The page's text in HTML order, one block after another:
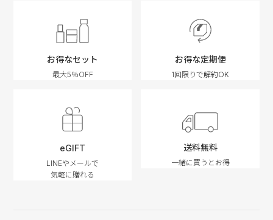
お得なセット
最大5％OFF
お得な定期便
1回限りで解約OK
eGIFT
LINEやメールで
気軽に贈れる
送料無料
一緒に買うとお得